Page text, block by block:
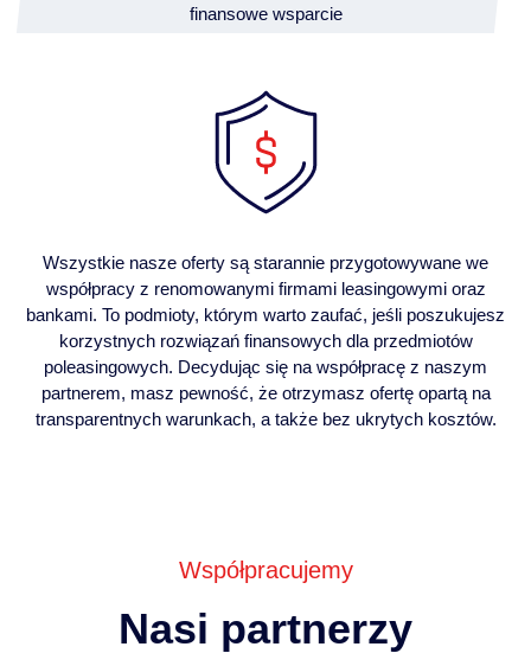
finansowe wsparcie
Wszystkie nasze oferty są starannie przygotowywane we
współpracy z renomowanymi firmami leasingowymi oraz
bankami. To podmioty, którym warto zaufać, jeśli poszukujesz
korzystnych rozwiązań finansowych dla przedmiotów
poleasingowych. Decydując się na współpracę z naszym
partnerem, masz pewność, że otrzymasz ofertę opartą na
transparentnych warunkach, a także bez ukrytych kosztów.
Współpracujemy
Nasi partnerzy